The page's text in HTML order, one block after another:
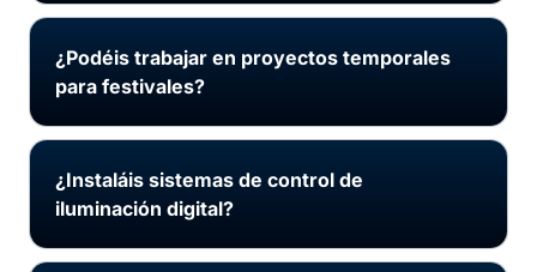
¿Podéis trabajar en proyectos temporales
para festivales?
¿Instaláis sistemas de control de
iluminación digital?